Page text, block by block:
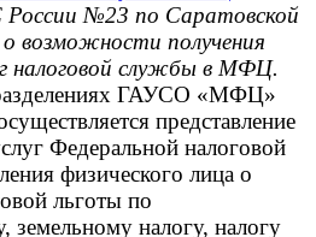
№23 по Саратовской
возможности получения
налоговой службы в МФЦ.
ГАУСО «МФЦ»
представление
Федеральной налоговой
физического лица о
льготы по
земельному налогу, налогу